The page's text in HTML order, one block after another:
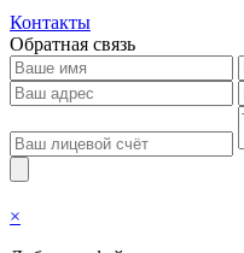
Контакты
Обратная связь
×